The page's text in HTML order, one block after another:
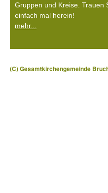
Gruppen und Kreise. Trauen
einfach mal herein!
mehr...
(C) Gesamtkirchengemeinde